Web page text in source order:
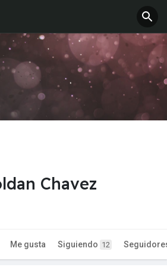
Chavez
Me gusta Siguiendo 12